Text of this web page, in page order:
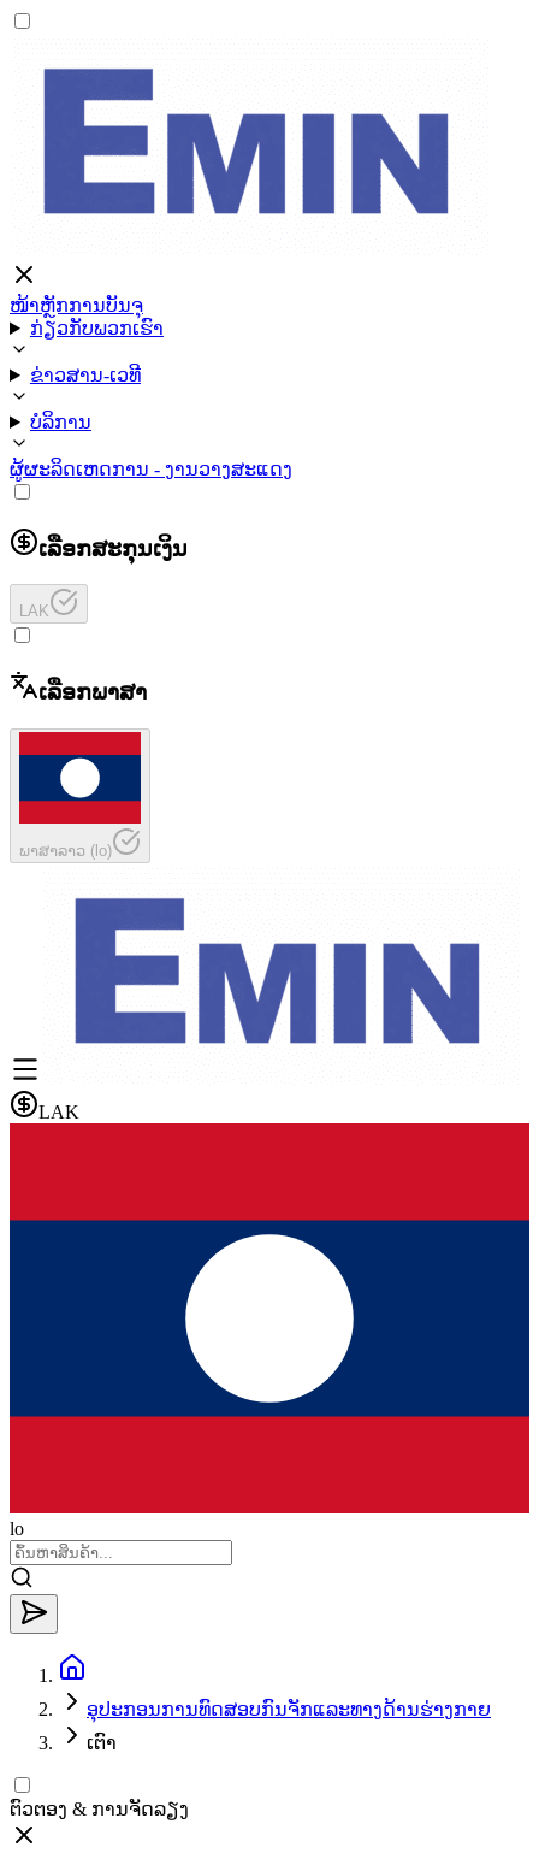
ໜ້າຫຼັກການບັນຈຸ
ກ່ຽວກັບພວກເຮົາ
ຂ່າວສານ-ເວທີ
ບໍລິການ
ຜູ້ຜະລິດເຫດການ - ງານວາງສະແດງ
ເລືອກສະກຸນເງິນ
LAK
ເລືອກພາສາ
ພາສາລາວ (lo)
LAK
lo
ອຸປະກອນການທົດສອບກົນຈັກແລະທາງດ້ານຮ່າງກາຍ
ເຕົາ
ຕົວຕອງ & ການຈັດລຽງ